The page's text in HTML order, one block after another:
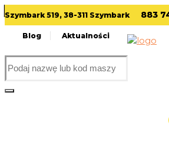
Skip
to
content
Szymbark 519, 38-311 Szymbark 883
Blog Aktualności
Wyszukiwarka
produktów
Pozostałe